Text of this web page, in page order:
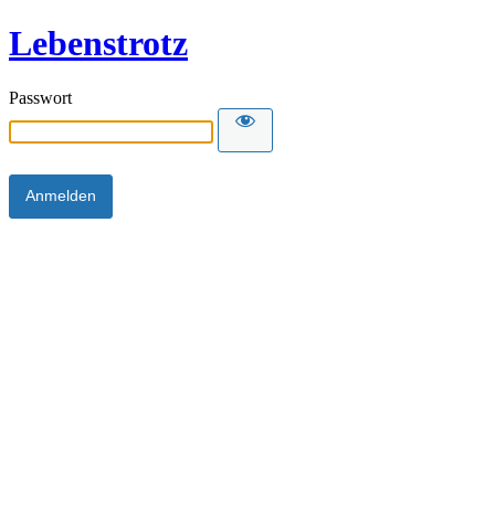
Lebenstrotz
Passwort